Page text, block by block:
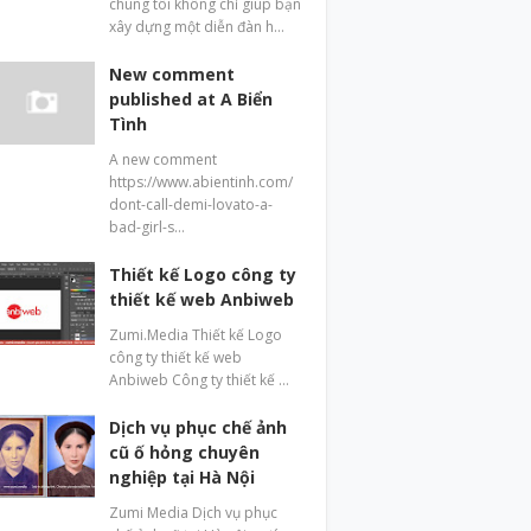
chúng tôi không chỉ giúp bạn
xây dựng một diễn đàn h…
New comment
published at A Biển
Tình
A new comment
https://www.abientinh.com/
dont-call-demi-lovato-a-
bad-girl-s…
Thiết kế Logo công ty
thiết kế web Anbiweb
Zumi.Media Thiết kế Logo
công ty thiết kế web
Anbiweb Công ty thiết kế …
Dịch vụ phục chế ảnh
cũ ố hỏng chuyên
nghiệp tại Hà Nội
Zumi Media Dịch vụ phục